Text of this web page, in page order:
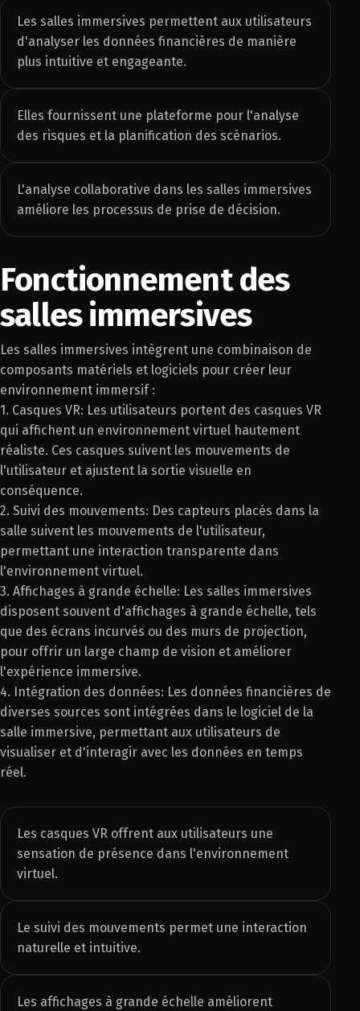
Les salles immersives permettent aux utilisateurs
d'analyser les données financières de manière
plus intuitive et engageante.
Elles fournissent une plateforme pour l'analyse
des risques et la planification des scénarios.
L'analyse collaborative dans les salles immersives
améliore les processus de prise de décision.
Fonctionnement des
salles immersives
Les salles immersives intègrent une combinaison de
composants matériels et logiciels pour créer leur
environnement immersif :
1. Casques VR: Les utilisateurs portent des casques VR
qui affichent un environnement virtuel hautement
réaliste. Ces casques suivent les mouvements de
l'utilisateur et ajustent la sortie visuelle en
conséquence.
2. Suivi des mouvements: Des capteurs placés dans la
salle suivent les mouvements de l'utilisateur,
permettant une interaction transparente dans
l'environnement virtuel.
3. Affichages à grande échelle: Les salles immersives
disposent souvent d'affichages à grande échelle, tels
que des écrans incurvés ou des murs de projection,
pour offrir un large champ de vision et améliorer
l'expérience immersive.
4. Intégration des données: Les données financières de
diverses sources sont intégrées dans le logiciel de la
salle immersive, permettant aux utilisateurs de
visualiser et d'interagir avec les données en temps
réel.
Les casques VR offrent aux utilisateurs une
sensation de présence dans l'environnement
virtuel.
Le suivi des mouvements permet une interaction
naturelle et intuitive.
Les affichages à grande échelle améliorent